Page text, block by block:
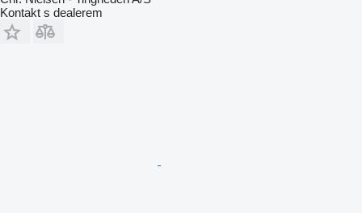
Kontakt s dealerem